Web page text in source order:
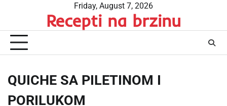
content
Friday, August 7, 2026
Recepti na brzinu
QUICHE SA PILETINOM I
PORILUKOM